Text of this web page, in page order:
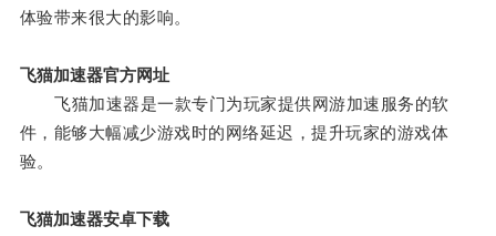
体验带来很大的影响。
飞猫加速器官方网址
飞猫加速器是一款专门为玩家提供网游加速服务的软
件，能够大幅减少游戏时的网络延迟，提升玩家的游戏体
验。
飞猫加速器安卓下载